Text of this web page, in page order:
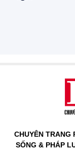
CHUYÊN TRANG
SỐNG & PHÁP